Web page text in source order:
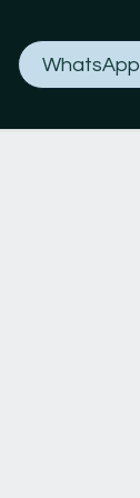
WhatsApp